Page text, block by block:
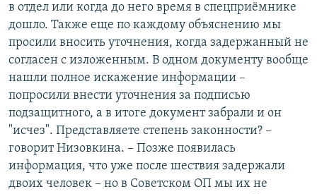
в отдел или когда до него время в спецприёмнике
дошло. Также еще по каждому объяснению мы
просили вносить уточнения, когда задержанный не
согласен с изложенным. В одном документу вообще
нашли полное искажение информации –
попросили внести уточнения за подписью
подзащитного, а в итоге документ забрали и он
"исчез". Представляете степень законности? –
говорит Низовкина. – Позже появилась
информация, что уже после шествия задержали
двоих человек – но в Советском ОП мы их не